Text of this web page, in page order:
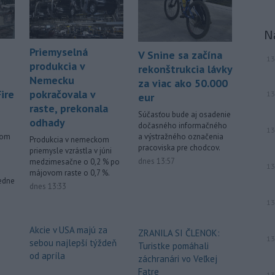
Slovenská polícia prispela k
objasneniu prípadu prevádzačstva,
ktorý sa podarilo ukončiť
Maďarsku.
Priemyselná
produkcia v
Nemecku
pokračovala v
raste, prekonala
odhady
Produkcia v nemeckom
priemysle vzrástla v júni
medzimesačne o 0,2 % po
májovom raste o 0,7 %.
dnes 13:33
Akcie v USA majú za
sebou najlepší týždeň
od apríla
V Snine sa začína
rekonštrukcia lávky
za viac ako 50.000
eur
Súčasťou bude aj osadenie
dočasného informačného
a výstražného označenia
pracoviska pre chodcov.
dnes 13:57
ZRANILA SI ČLENOK:
Turistke pomáhali
záchranári vo Veľkej
Fatre